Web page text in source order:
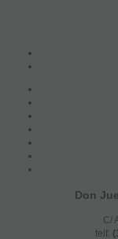
Don
C/
telf: